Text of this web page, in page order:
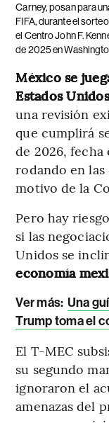
Carney, posan para
FIFA, durante el
el Centro John F.
de 2025 en
México se
Estados Unidos
una revisión
que cumplirá
de 2026, fecha
rodando en
motivo de la
Pero hay
si las
Unidos se
economía
Ver más: Una
Trump toma el
El T-MEC
su segundo
ignoraron el
amenazas del